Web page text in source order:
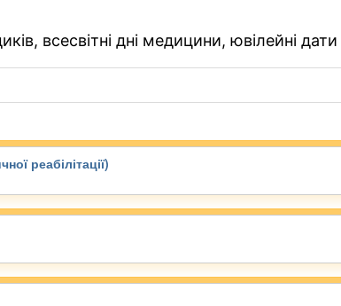
всесвітні дні медицини, ювілейні
реабілітації)